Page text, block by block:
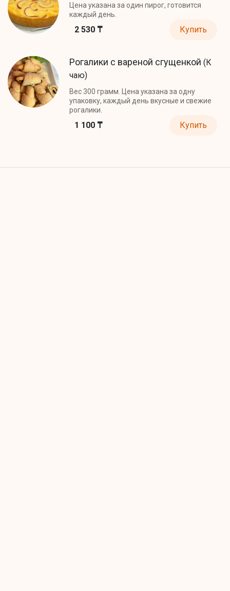
Цена указана за один пирог, готовится
каждый день.
2 530 ₸ Купить
Рогалики с вареной сгущенкой (К
чаю)
Вес 300 грамм. Цена указана за одну
упаковку, каждый день вкусные и свежие
рогалики.
1 100 ₸ Купить